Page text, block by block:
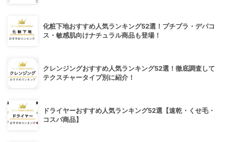
化粧下地おすすめ人気ランキング52選！プチプラ・デパコ
ス・敏感肌向けナチュラル商品も登場！
クレンジングおすすめ人気ランキング52選！徹底調査して
テクスチャータイプ別に紹介！
ドライヤーおすすめ人気ランキング52選【速乾・くせ毛・
コスパ商品】